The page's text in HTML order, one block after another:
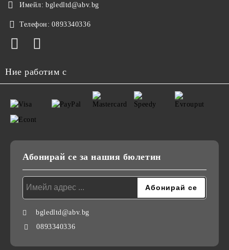
Имейл: bgledltd@abv.bg
Телефон: 0893340336
Ние работим с
Абонирай се за нашия бюлетин
bgledltd@abv.bg
0893340336